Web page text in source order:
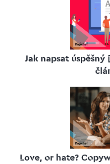
Jak napsat úspěšný
Love, or hate?